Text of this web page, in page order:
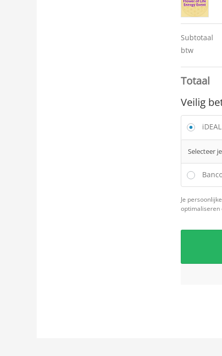
Subtotaal
btw
Totaal
Veilig
Selecteer
Je
optimaliseren